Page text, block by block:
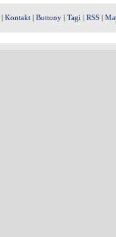
| Kontakt | Buttony | Tagi | RSS |